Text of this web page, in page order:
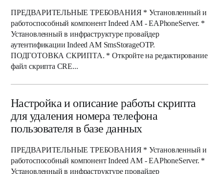
ПРЕДВАРИТЕЛЬНЫЕ ТРЕБОВАНИЯ * Установленный и
работоспособный компонент Indeed AM - EAPhoneServer. *
Установленный в инфраструктуре провайдер
аутентификации Indeed AM SmsStorageOTP.
ПОДГОТОВКА СКРИПТА. * Откройте на редактирование
файл скрипта CRE...
Настройка и описание работы скрипта
для удаления номера телефона
пользователя в базе данных
ПРЕДВАРИТЕЛЬНЫЕ ТРЕБОВАНИЯ * Установленный и
работоспособный компонент Indeed AM - EAPhoneServer. *
Установленный в инфраструктуре провайдер